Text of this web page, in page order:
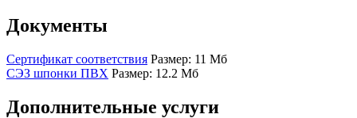
Документы
Сертификат соответствия Размер: 11 Мб
СЭЗ шпонки ПВХ Размер: 12.2 Мб
Дополнительные услуги